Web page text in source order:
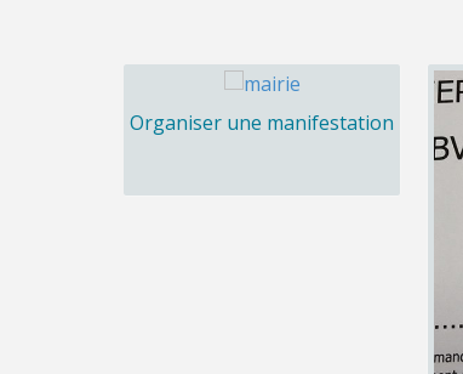
Organiser une manifestation